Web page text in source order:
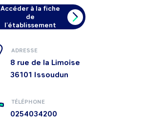
Accéder à la fiche
de
l'établissement
ADRESSE
8 rue de la Limoise
36101 Issoudun
TÉLÉPHONE
0254034200